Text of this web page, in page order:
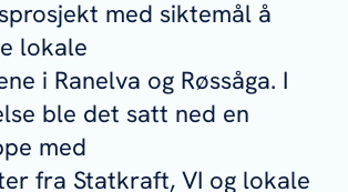
med siktemål å
lokale
i Ranelva og Røssåga. I
ble det satt ned en
med
fra Statkraft, VI og lokale